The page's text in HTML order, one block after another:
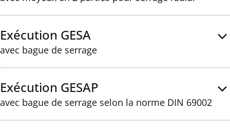
Exécution GESA
avec bague de serrage
Exécution GESAP
avec bague de serrage selon la norme DIN 69002